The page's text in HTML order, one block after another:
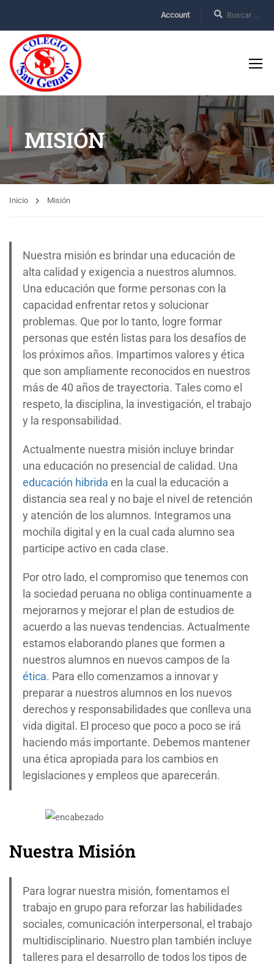
Account
MISIÓN
Inicio Misión
Nuestra misión es brindar una educación de
alta calidad y exigencia a nuestros alumnos.
Una educación que forme personas con la
capacidad enfrentar retos y solucionar
problemas. Que por lo tanto, logre formar
personas que estén listas para los desafíos de
los próximos años. Impartimos valores y ética
que son ampliamente reconocidos en nuestros
más de 40 años de trayectoria. Tales como el
respeto, la disciplina, la investigación, el trabajo
y la responsabilidad.
Actualmente nuestra misión incluye brindar
una educación no presencial de calidad. Una
educación hibrida en la cual la educación a
distancia sea real y no baje el nivel de retención
y atención de los alumnos. Integramos una
mochila digital y en la cual cada alumno sea
participe activo en cada clase.
Por otro lado, el compromiso que tenemos con
la sociedad peruana no obliga continuamente a
mejorarnos y mejorar el plan de estudios de
acuerdo a las nuevas tendencias. Actualmente
estamos elaborando planes que formen a
nuestros alumnos en nuevos campos de la
ética. Para ello comenzamos a innovar y
preparar a nuestros alumnos en los nuevos
derechos y responsabilidades que conlleva una
vida digital. El proceso que poco a poco se irá
haciendo más importante. Debemos mantener
una ética apropiada para los cambios en
legislaciones y empleos que aparecerán.
Nuestra Misión
Para lograr nuestra misión, fomentamos el
trabajo en grupo para reforzar las habilidades
sociales, comunicación interpersonal, el trabajo
multidisciplinario. Nuestro plan también incluye
talleres para el desarrollo de todos los tipos de